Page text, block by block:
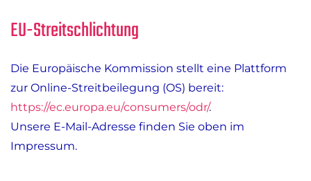
EU-Streitschlichtung
Die Europäische Kommission stellt eine Plattform
zur Online-Streitbeilegung (OS) bereit:
https://ec.europa.eu/consumers/odr/.
Unsere E-Mail-Adresse finden Sie oben im
Impressum.